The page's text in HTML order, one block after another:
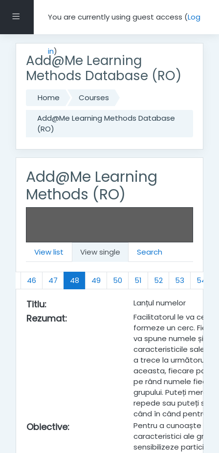
Side panelYou are currently using guest access (Log
in)
Add@Me Learning
Methods Database (RO)
Home
Courses
Add@Me Learning Methods Database
(RO)
Add@Me Learning
Methods (RO)
View list View single Search
46 47 48(current)
49 50 51 52 53 54
Titlu: Lanțul numelor
Rezumat:
Facilitatorul le va cere
formeze un cerc.
va spune numele și se
caracteristicile sale
a trece la următorul
aceasta, fiecare
pe rând numele
grupului. Puteți merge
repede sau puteți
când în când pentru a
Obiective:
Pentru a cunoaște
caracteristici ale
sensibilizeze